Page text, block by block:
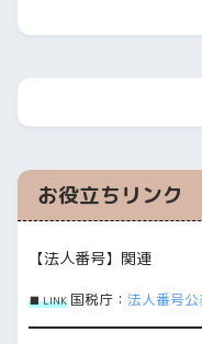
お役立ちリンク
【法人番号】関連
■ LINK 国税庁： 法人番号公